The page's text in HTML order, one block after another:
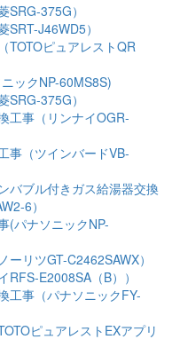
SRG-375G）
J46WD5）
TOTOピュアレストQR
ックNP-60MS8S)
SRG-375G）
工事（リンナイOGR-
事（ツインバードVB-
バブル付きガス給湯器交換
6）
(パナソニックNP-
リツGT-C2462SAWX）
E2008SA（B））
事（パナソニックFY-
ピュアレストEXアプリ